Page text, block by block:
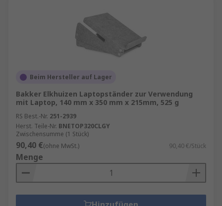
Beim Hersteller auf Lager
Bakker Elkhuizen Laptopständer zur Verwendung
mit Laptop, 140 mm x 350 mm x 215mm, 525 g
RS Best.-Nr. 251-2939
Herst. Teile-Nr. BNETOP320CLGY
Zwischensumme (1 Stück)
90,40 €(ohne MwSt.) 90,40 €/Stück
Menge